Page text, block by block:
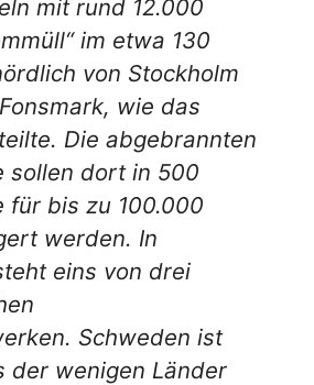
mit rund 12.000
im etwa 130
von Stockholm
wie das
Die abgebrannten
sollen dort in 500
für bis zu 100.000
werden. In
eins von drei
Schweden ist
der wenigen Länder